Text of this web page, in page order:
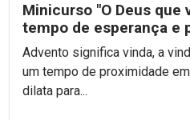
Minicurso "O Deus que
tempo de esperança e
Advento significa vinda, a
um tempo de proximidade
dilata para...